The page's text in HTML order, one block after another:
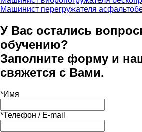
Машинист перегружателя
У Вас остались
обучению?
Заполните форму и
свяжется с Вами.
*Имя
*Телефон / E-mail